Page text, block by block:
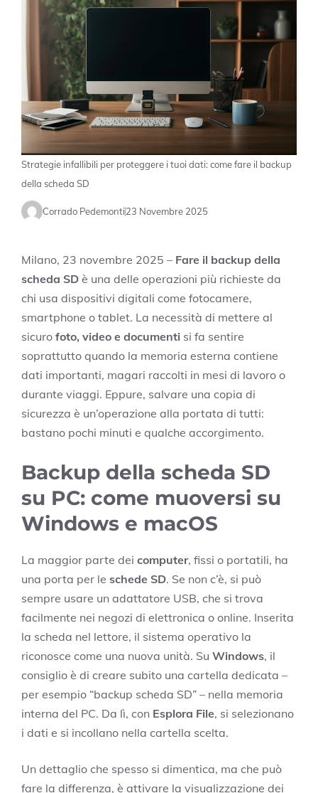
Strategie infallibili per proteggere i tuoi dati: come fare il backup
della scheda SD
Corrado Pedemonti23 Novembre 2025
Milano, 23 novembre 2025 – Fare il backup della
scheda SD è una delle operazioni più richieste da
chi usa dispositivi digitali come fotocamere,
smartphone o tablet. La necessità di mettere al
sicuro foto, video e documenti si fa sentire
soprattutto quando la memoria esterna contiene
dati importanti, magari raccolti in mesi di lavoro o
durante viaggi. Eppure, salvare una copia di
sicurezza è un’operazione alla portata di tutti:
bastano pochi minuti e qualche accorgimento.
Backup della scheda SD
su PC: come muoversi su
Windows e macOS
La maggior parte dei computer, fissi o portatili, ha
una porta per le schede SD. Se non c’è, si può
sempre usare un adattatore USB, che si trova
facilmente nei negozi di elettronica o online. Inserita
la scheda nel lettore, il sistema operativo la
riconosce come una nuova unità. Su Windows, il
consiglio è di creare subito una cartella dedicata –
per esempio “backup scheda SD” – nella memoria
interna del PC. Da lì, con Esplora File, si selezionano
i dati e si incollano nella cartella scelta.
Un dettaglio che spesso si dimentica, ma che può
fare la differenza, è attivare la visualizzazione dei